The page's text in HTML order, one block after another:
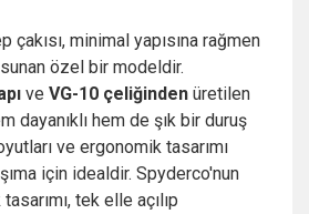
minimal yapısına rağmen
özel bir modeldir.
ve VG-10 çeliğinden üretilen
dayanıklı hem de şık bir duruş
ve ergonomik tasarımı
için idealdir. Spyderco'nun
tek elle açılıp